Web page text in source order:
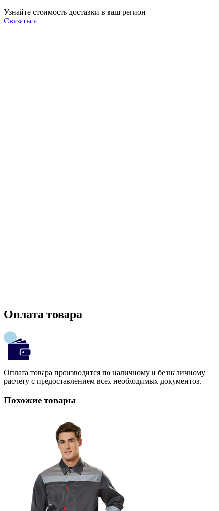
Узнайте стоимость доставки в ваш регион
Связаться
Оплата товара
Оплата товара производится по наличному и безналичному
расчету с предоставлением всех необходимых документов.
Похожие товары